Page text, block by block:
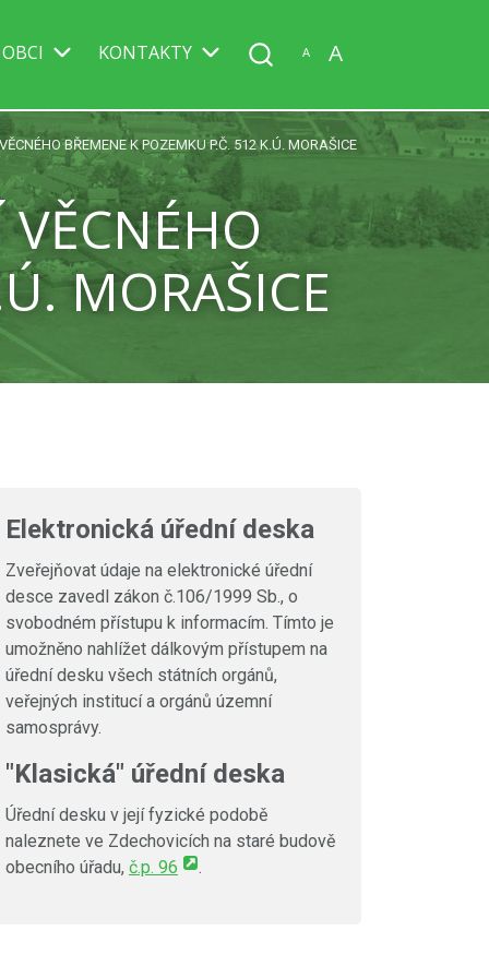
KONTAKTY A A
BŘEMENE K POZEMKU P.Č. 512 K.Ú. MORAŠICE
VĚCNÉHO
MORAŠICE
Elektronická úřední deska
Zveřejňovat údaje na elektronické úřední
desce zavedl zákon č.106/1999 Sb., o
svobodném přístupu k informacím. Tímto je
umožněno nahlížet dálkovým přístupem na
úřední desku všech státních orgánů,
veřejných institucí a orgánů územní
samosprávy.
"Klasická" úřední deska
Úřední desku v její fyzické podobě
naleznete ve Zdechovicích na staré budově
obecního úřadu, č.p. 96 .